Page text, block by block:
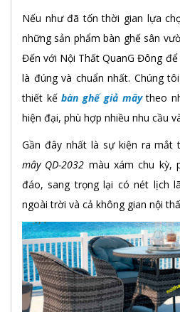
Nếu như đã tốn thời gian lựa
những sản phẩm bàn ghế sân
Đến với Nội Thất QuanG Đông
là đúng và chuẩn nhất. Chúng
thiết kếbàn ghế giả mâytheo
hiện đại, phù hợp nhiều nhu cầu
Gần đây nhất là sự kiện ra
mây QD-2032 màu xám chu kỳ,
đáo, sang trọng lại có nét lịch
ngoài trời và cả không gian nội